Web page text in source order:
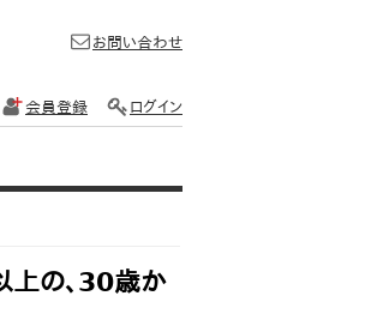
お問い合わせ
会員登録 ログイン
上の、30歳か